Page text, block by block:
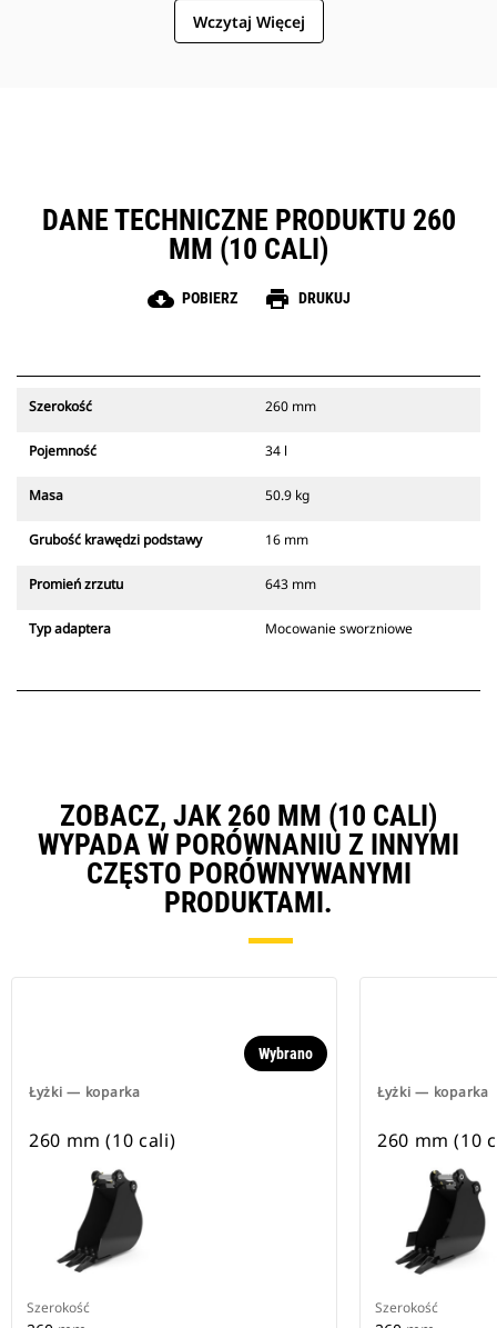
Wczytaj Więcej
DANE TECHNICZNE PRODUKTU 260
MM (10 CALI)
cloud_download POBIERZ print DRUKUJ
Szerokość 260 mm
Pojemność 34 l
Masa 50.9 kg
Grubość krawędzi podstawy 16 mm
Promień zrzutu 643 mm
Typ adaptera Mocowanie sworzniowe
ZOBACZ, JAK 260 MM (10 CALI)
WYPADA W PORÓWNANIU Z INNYMI
CZĘSTO PORÓWNYWANYMI
PRODUKTAMI.
Łyżki — koparka
Wybrano
260 mm (10 cali)
Szerokość
Łyżki — koparka
260 mm (10
Szerokość